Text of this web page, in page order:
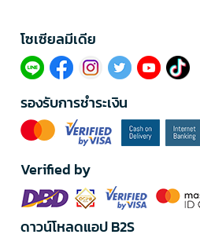
โซเซียลมีเดีย​
รองรับการชำระเงิน
Verified by
ดาวน์โหลดแอป B2S